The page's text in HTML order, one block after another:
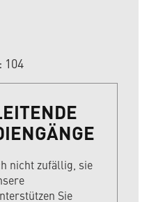
104
nicht zufällig, sie
Sie